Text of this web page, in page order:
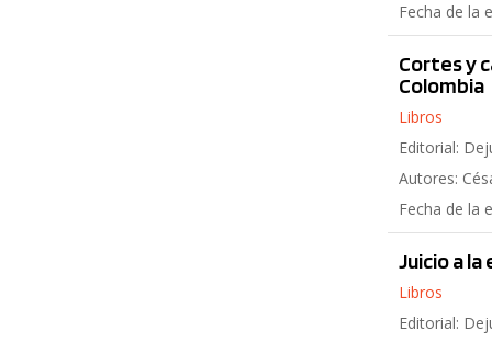
Fecha de la
Cortes y
Colombia
Libros
Editorial:
Autores:
Fecha de la
Juicio a
Libros
Editorial: